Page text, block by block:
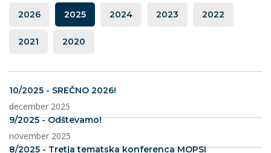
2026 2025 2024 2023 2022
2021 2020
10/2025 - SREČNO 2026!
december 2025
9/2025 - Odštevamo!
november 2025
8/2025 - Tretja tematska konferenca MOPSI